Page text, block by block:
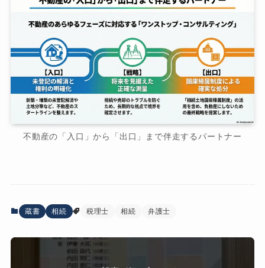
不動産の「入口」から「出口」まで伴走するパートナー
蔵書 相続 税理士 相続 弁護士